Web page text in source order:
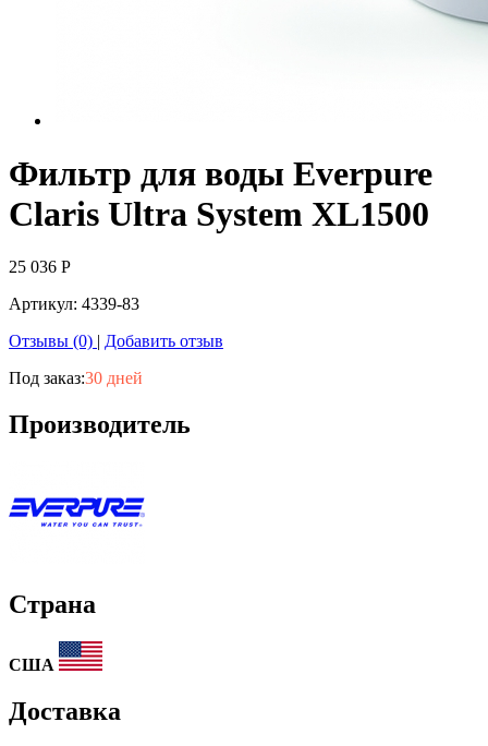
Фильтр для воды Everpure
Claris Ultra System XL1500
25 036 Р
Артикул: 4339-83
Отзывы (0) | Добавить отзыв
Под заказ:30 дней
Производитель
Страна
США
Доставка